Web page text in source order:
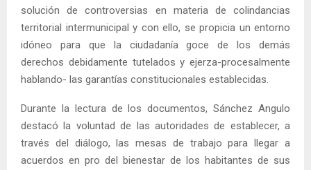
solución de controversias en materia de colindancias
territorial intermunicipal y con ello, se propicia un entorno
idóneo para que la ciudadanía goce de los demás
derechos debidamente tutelados y ejerza-procesalmente
hablando- las garantías constitucionales establecidas.
Durante la lectura de los documentos, Sánchez Angulo
destacó la voluntad de las autoridades de establecer, a
través del diálogo, las mesas de trabajo para llegar a
acuerdos en pro del bienestar de los habitantes de sus